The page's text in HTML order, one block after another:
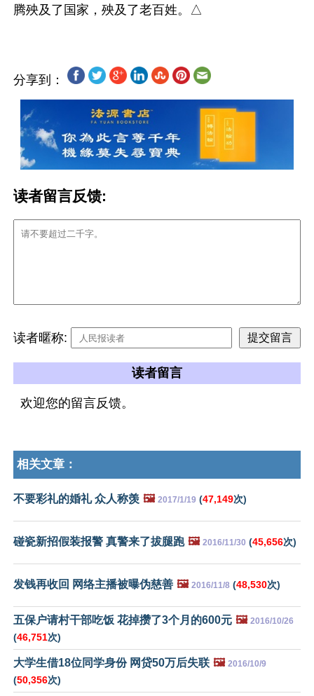
分享到：
读者留言反馈:
读者暱称:
读者留言
欢迎您的留言反馈。
相关文章：
不要彩礼的婚礼 众人称羡 🖼️ 2017/1/19 (47,149次)
碰瓷新招假装报警 真警来了拔腿跑 🖼️ 2016/11/30 (45,656次)
发钱再收回 网络主播被曝伪慈善 🖼️ 2016/11/8 (48,530次)
五保户请村干部吃饭 花掉攒了3个月的600元 🖼️ 2016/10/26
(46,751次)
大学生借18位同学身份 网贷50万后失联 🖼️ 2016/10/9
(50,356次)